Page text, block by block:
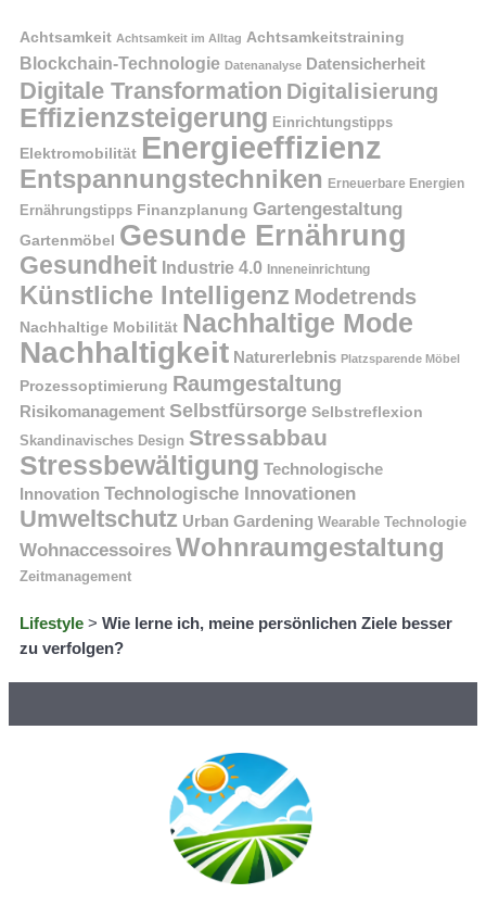
Achtsamkeit Achtsamkeit im Alltag Achtsamkeitstraining
Blockchain-Technologie Datenanalyse Datensicherheit
Digitale Transformation Digitalisierung
Effizienzsteigerung Einrichtungstipps
Elektromobilität Energieeffizienz
Entspannungstechniken Erneuerbare Energien
Ernährungstipps Finanzplanung Gartengestaltung
Gartenmöbel Gesunde Ernährung
Gesundheit Industrie 4.0 Inneneinrichtung
Künstliche Intelligenz Modetrends
Nachhaltige Mobilität Nachhaltige Mode
Nachhaltigkeit Naturerlebnis Platzsparende Möbel
Prozessoptimierung Raumgestaltung
Risikomanagement Selbstfürsorge Selbstreflexion
Skandinavisches Design Stressabbau
Stressbewältigung Technologische
Innovation Technologische Innovationen
Umweltschutz Urban Gardening Wearable Technologie
Wohnaccessoires Wohnraumgestaltung
Zeitmanagement
Lifestyle > Wie lerne ich, meine persönlichen Ziele besser
zu verfolgen?